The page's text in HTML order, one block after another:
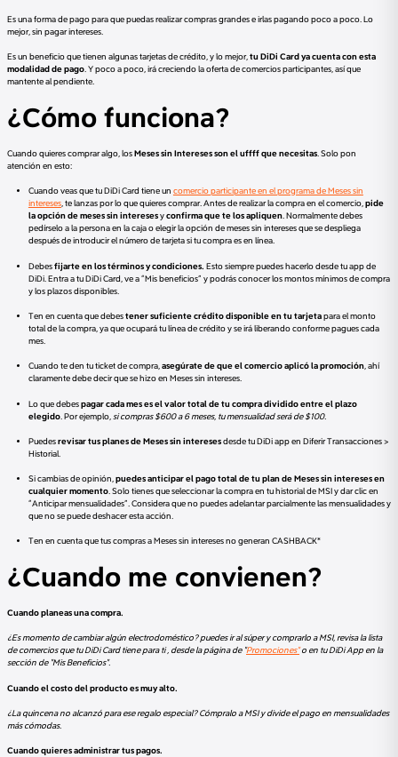
Es una forma de pago para que puedas realizar compras grandes e irlas pagando poco a poco. Lo
mejor, sin pagar intereses.
Es un beneficio que tienen algunas tarjetas de crédito, y lo mejor,tu DiDi Card ya cuenta con esta
modalidad de pago. Y poco a poco, irá creciendo la oferta de comercios participantes, así que
mantente al pendiente.
¿Cómo funciona?
Cuando quieres comprar algo, losMeses sin Intereses son el uffff que necesitas . Solo pon
atención en esto:
Cuando veas que tu DiDi Card tiene un comercio participante en el programa de Meses sin
intereses, te lanzas por lo que quieres comprar. Antes de realizar la compra en el comercio, pide
la opción de meses sin interesesyconfirma que te los apliquen. Normalmente debes
pedírselo a la persona en la caja o elegir la opción de meses sin intereses que se despliega
después de introducir el número de tarjeta si tu compra es en línea.
Debesfijarte en los términos y condiciones. Esto siempre puedes hacerlo desde tu app de
DiDi. Entra a tu DiDi Card, ve a “Mis beneficios” y podrás conocer los montos mínimos de compra
y los plazos disponibles.
Ten en cuenta que debestener suficiente crédito disponible en tu tarjetapara el monto
total de la compra, ya que ocupará tu línea de crédito y se irá liberando conforme pagues cada
mes.
Cuando te den tu ticket de compra, asegúrate de que el comercio aplicó la promoción, ahí
claramente debe decir que se hizo en Meses sin intereses.
Lo que debespagar cada mes es el valor total de tu compra dividido entre el plazo
elegido. Por ejemplo, si compras $600 a 6 meses, tu mensualidad será de $100.
Puedesrevisar tus planes de Meses sin interesesdesde tu DiDi app en Diferir Transacciones >
Historial.
Si cambias de opinión, puedes anticipar el pago total de tu plan de Meses sin intereses en
cualquier momento. Solo tienes que seleccionar la compra en tu historial de MSI y dar clic en
“Anticipar mensualidades”. Considera que no puedes adelantar parcialmente las mensualidades y
que no se puede deshacer esta acción.
Ten en cuenta que tus compras a Meses sin intereses no generan CASHBACK*
¿Cuando me convienen?
Cuando planeas una compra.
¿Es momento de cambiar algún electrodoméstico? puedes ir al súper y comprarlo a MSI, revisa la lista
de comercios que tu DiDi Card tiene para ti , desde la página de "Promociones"o en tu DiDi App en la
sección de "Mis Beneficios".
Cuando el costo del producto es muy alto.
¿La quincena no alcanzó para ese regalo especial? Cómpralo a MSI y divide el pago en mensualidades
más cómodas.
Cuando quieres administrar tus pagos.